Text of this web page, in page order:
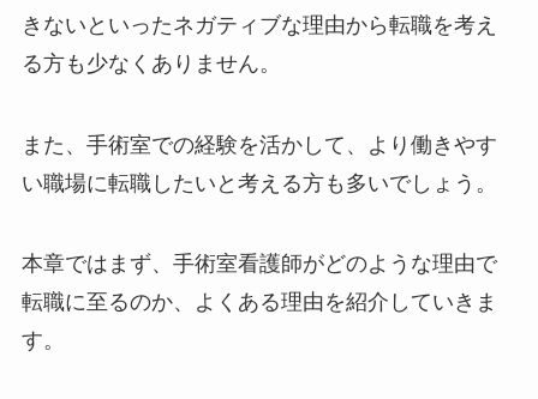
きないといったネガティブな理由から転職を考え
る方も少なくありません。
また、手術室での経験を活かして、より働きやす
い職場に転職したいと考える方も多いでしょう。
本章ではまず、手術室看護師がどのような理由で
転職に至るのか、よくある理由を紹介していきま
す。